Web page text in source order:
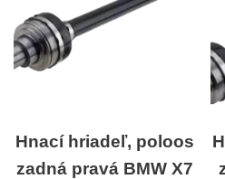
Hnací hriadeľ, poloos
zadná pravá BMW X7